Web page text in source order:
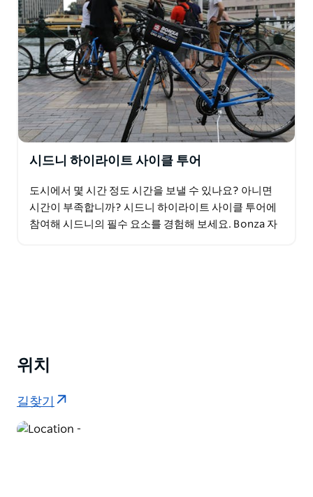
시드니 하이라이트 사이클 투어
도시에서 몇 시간 정도 시간을 보낼 수 있나요? 아니면
시간이 부족합니까? 시드니 하이라이트 사이클 투어에
참여해 시드니의 필수 요소를 경험해 보세요. Bonza 자
위치
길찾기